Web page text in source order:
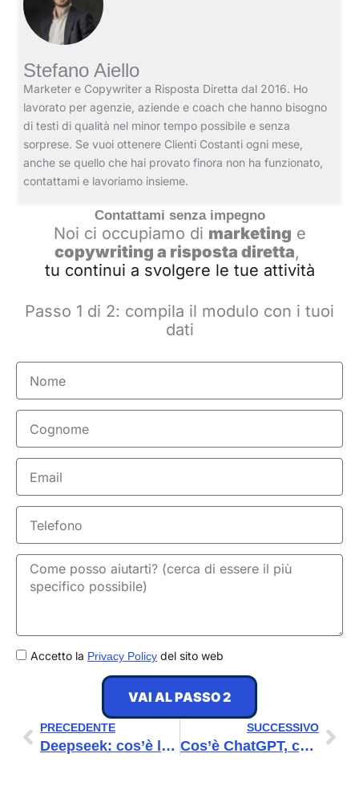
Stefano Aiello
Marketer e Copywriter a Risposta Diretta dal 2016. Ho
lavorato per agenzie, aziende e coach che hanno bisogno
di testi di qualità nel minor tempo possibile e senza
sorprese. Se vuoi ottenere Clienti Costanti ogni mese,
anche se quello che hai provato finora non ha funzionato,
contattami e lavoriamo insieme.
Contattami senza impegno
Noi ci occupiamo di marketing e
copywriting a risposta diretta,
tu continui a svolgere le tue attività
Passo 1 di 2: compila il modulo con i tuoi
dati
Nome
Cognome
Email
Telefono
GDPRAccetto la Privacy Policy del sito web
VAI AL PASSO 2
Precedente
PRECEDENTE
Deepseek: cos’è la nuova Intelligenza Artificiale che sfida ChatGPT
SUCCESSIVO
Cos’è ChatGPT, come funziona e come usarlo nel marketing?